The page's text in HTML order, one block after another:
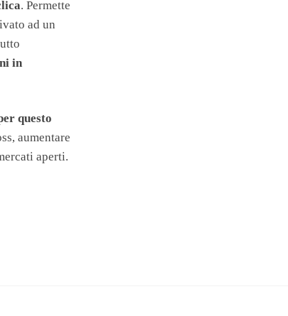
. Permette
ad un
in
questo
aumentare
aperti.